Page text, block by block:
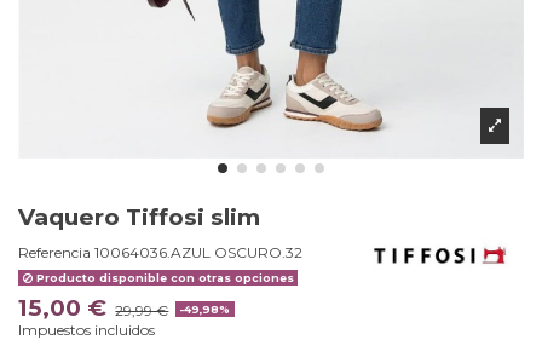
Vaquero Tiffosi slim
Referencia 10064036.AZUL OSCURO.32
Producto disponible con otras opciones
15,00 € 29,99 € -49,98%
Impuestos incluidos